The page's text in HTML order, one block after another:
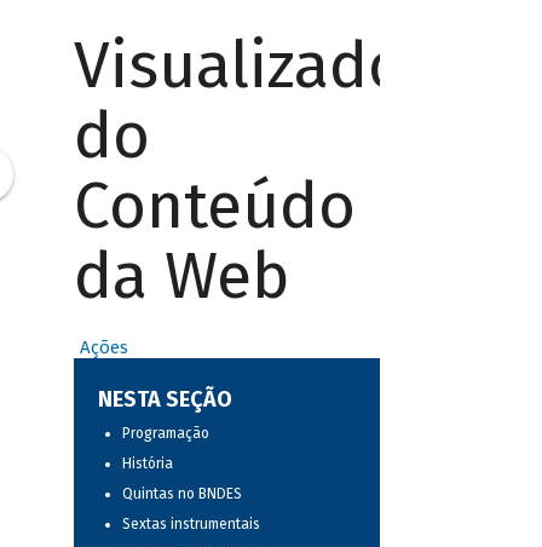
Visualizador
do
Conteúdo
da Web
Ações
NESTA SEÇÃO
Programação
História
Quintas no BNDES
Sextas instrumentais